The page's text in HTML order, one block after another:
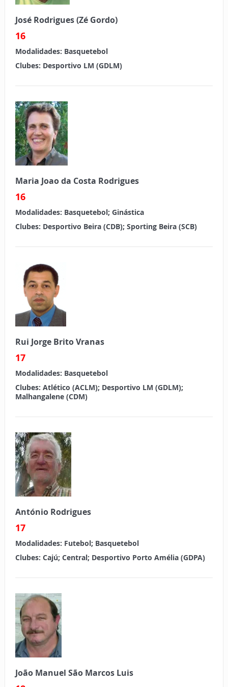
José Rodrigues (Zé Gordo)
16
Modalidades: Basquetebol
Clubes: Desportivo LM (GDLM)
Maria Joao da Costa Rodrigues
16
Modalidades: Basquetebol; Ginástica
Clubes: Desportivo Beira (CDB); Sporting Beira (SCB)
Rui Jorge Brito Vranas
17
Modalidades: Basquetebol
Clubes: Atlético (ACLM); Desportivo LM (GDLM);
Malhangalene (CDM)
António Rodrigues
17
Modalidades: Futebol; Basquetebol
Clubes: Cajú; Central; Desportivo Porto Amélia (GDPA)
João Manuel São Marcos Luis